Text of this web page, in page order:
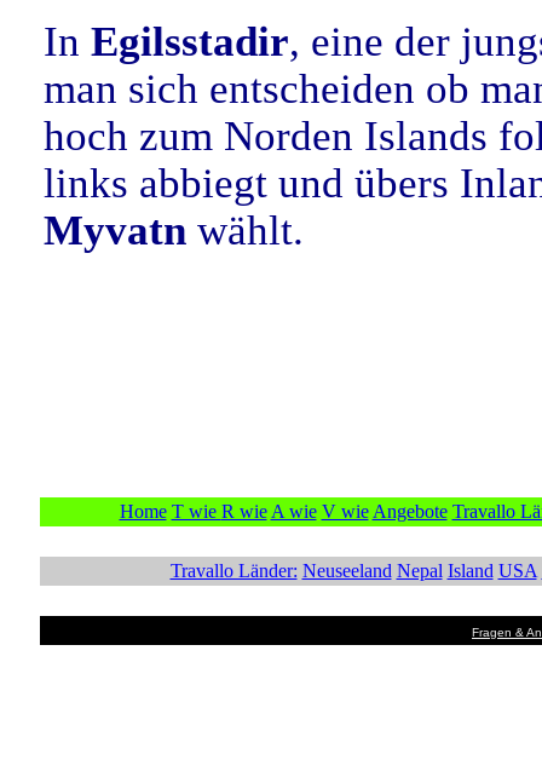
In Egilsstadir, eine der
man sich entscheiden ob
hoch zum Norden Islands
links abbiegt und übers
Myvatn wählt.
Home T wie R wie A wie V wie Angebote Travallo
Travallo Länder: Neuseeland Nepal Island USA
Fragen &